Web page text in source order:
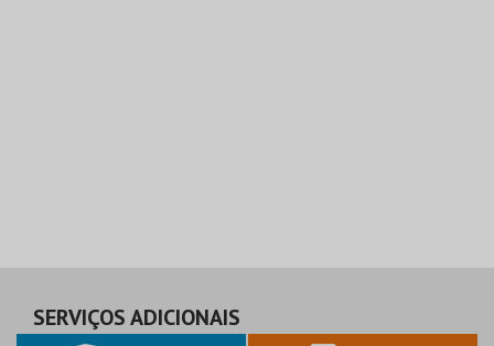
SERVIÇOS ADICIONAIS